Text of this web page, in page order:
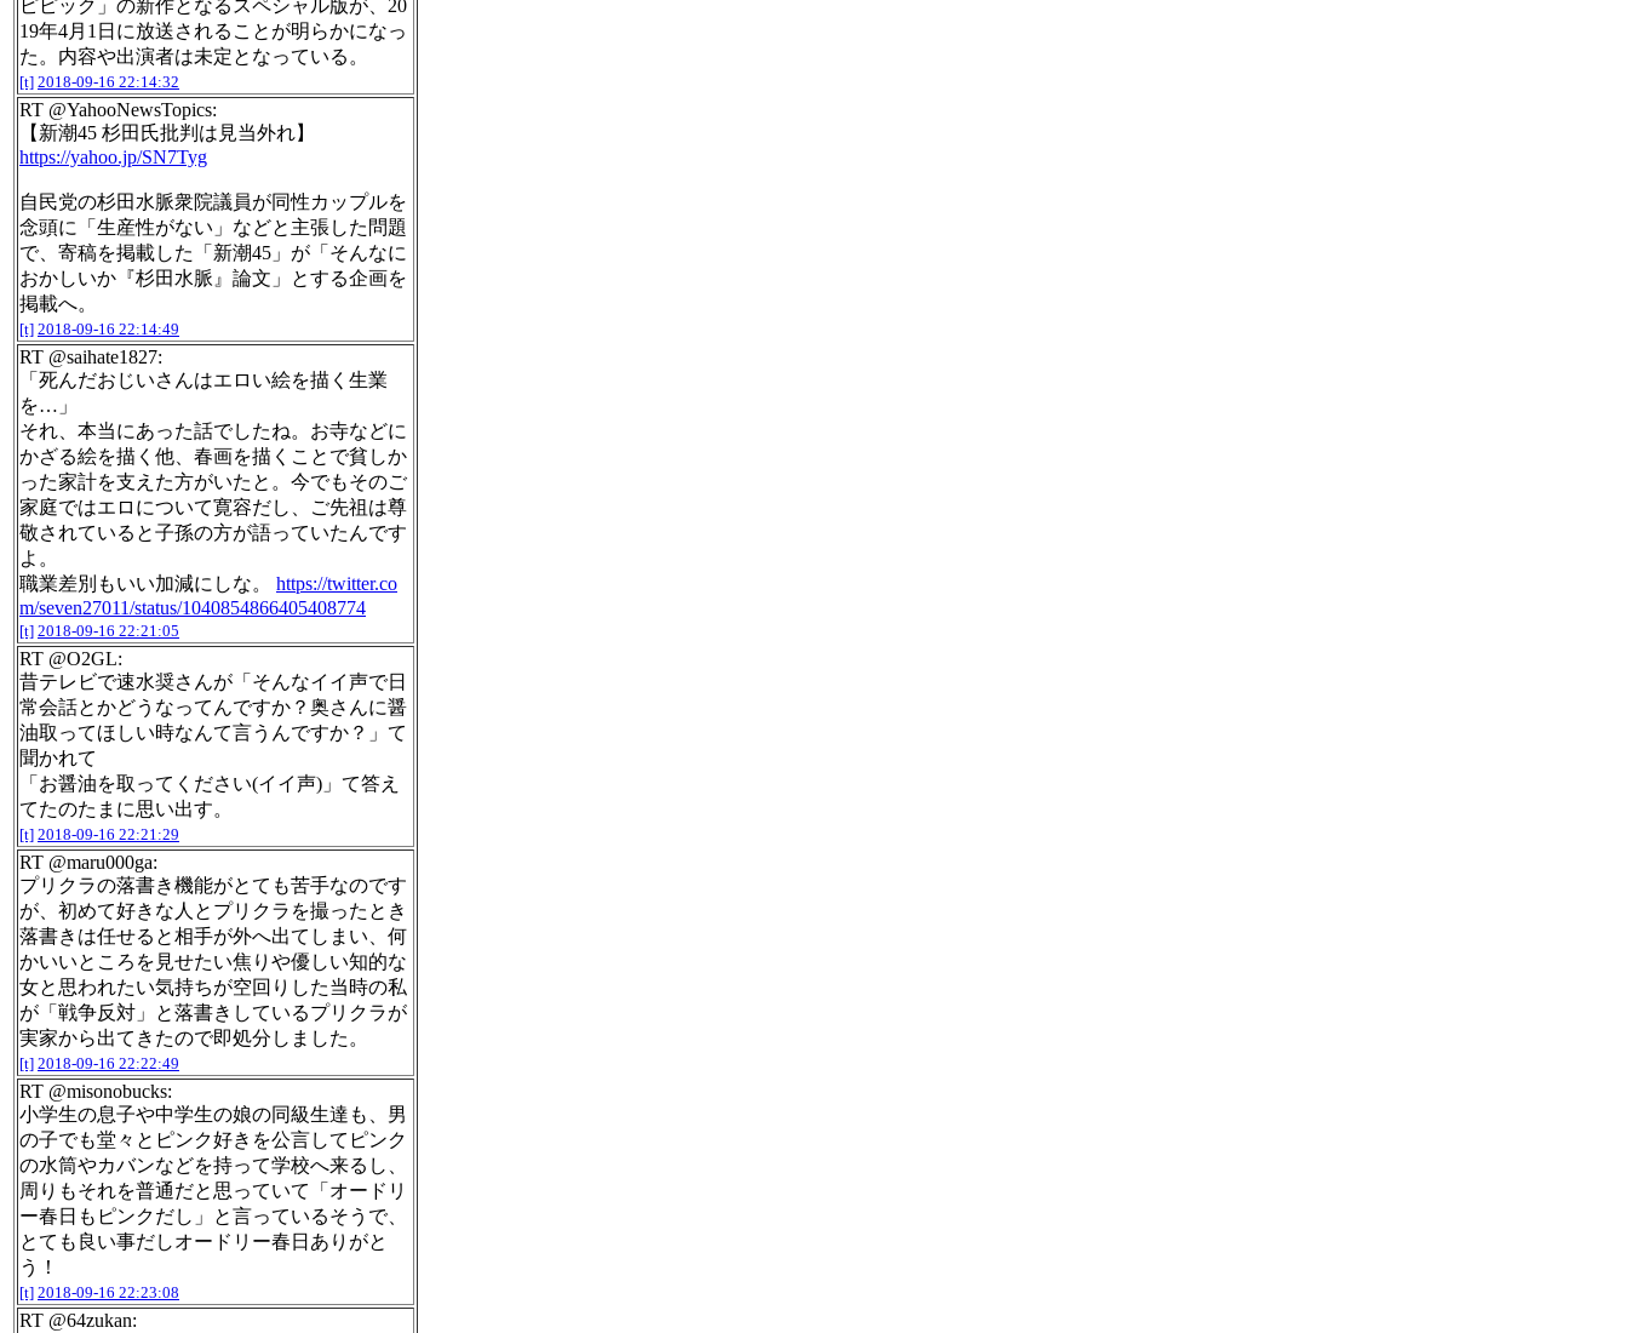
ピピック」の新作となるスペシャル版が、20
19年4月1日に放送されることが明らかになっ
た。内容や出演者は未定となっている。
[t] 2018-09-16 22:14:32
RT @YahooNewsTopics:
【新潮45 杉田氏批判は見当外れ】
https://yahoo.jp/SN7Tyg
自民党の杉田水脈衆院議員が同性カップルを
念頭に「生産性がない」などと主張した問題
で、寄稿を掲載した「新潮45」が「そんなに
おかしいか『杉田水脈』論文」とする企画を
掲載へ。
[t] 2018-09-16 22:14:49
RT @saihate1827:
「死んだおじいさんはエロい絵を描く生業
を…」
それ、本当にあった話でしたね。お寺などに
かざる絵を描く他、春画を描くことで貧しか
った家計を支えた方がいたと。今でもそのご
家庭ではエロについて寛容だし、ご先祖は尊
敬されていると子孫の方が語っていたんです
よ。
職業差別もいい加減にしな。 https://twitter.co
m/seven27011/status/1040854866405408774
[t] 2018-09-16 22:21:05
RT @O2GL:
昔テレビで速水奨さんが「そんなイイ声で日
常会話とかどうなってんですか？奥さんに醤
油取ってほしい時なんて言うんですか？」て
聞かれて
「お醤油を取ってください(イイ声)」て答え
てたのたまに思い出す。
[t] 2018-09-16 22:21:29
RT @maru000ga:
プリクラの落書き機能がとても苦手なのです
が、初めて好きな人とプリクラを撮ったとき
落書きは任せると相手が外へ出てしまい、何
かいいところを見せたい焦りや優しい知的な
女と思われたい気持ちが空回りした当時の私
が「戦争反対」と落書きしているプリクラが
実家から出てきたので即処分しました。
[t] 2018-09-16 22:22:49
RT @misonobucks:
小学生の息子や中学生の娘の同級生達も、男
の子でも堂々とピンク好きを公言してピンク
の水筒やカバンなどを持って学校へ来るし、
周りもそれを普通だと思っていて「オードリ
ー春日もピンクだし」と言っているそうで、
とても良い事だしオードリー春日ありがと
う！
[t] 2018-09-16 22:23:08
RT @64zukan: